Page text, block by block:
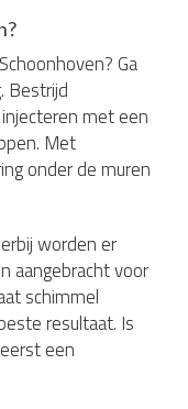
Ga
Bestrijd
met een
Met
onder de muren
worden er
aangebracht voor
schimmel
resultaat. Is
een